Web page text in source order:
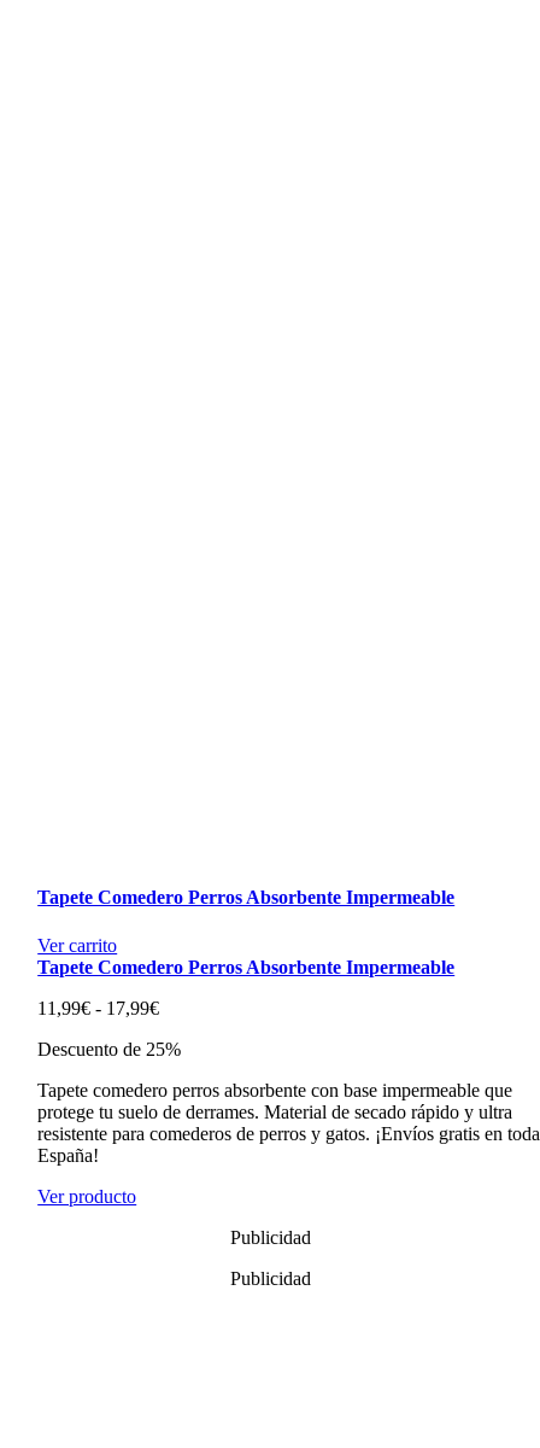
Tapete Comedero Perros Absorbente Impermeable
Ver carrito
Tapete Comedero Perros Absorbente Impermeable
11,99€ - 17,99€Rango
precios:
11,99€
hasta
17,99€
Descuento de 25%
Tapete comedero perros absorbente con base impermeable que
protege tu suelo de derrames. Material de secado rápido y ultra
resistente para comederos de perros y gatos. ¡Envíos gratis en toda
España!
Ver producto
Publicidad
Publicidad